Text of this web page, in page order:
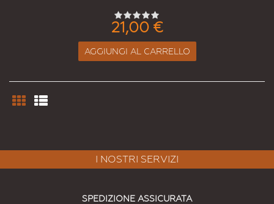
21,00 €
AGGIUNGI AL CARRELLO
I NOSTRI SERVIZI
SPEDIZIONE ASSICURATA